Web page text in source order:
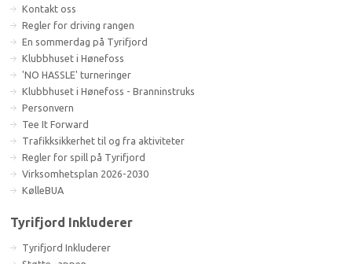
Kontakt oss
Regler for driving rangen
En sommerdag på Tyrifjord
Klubbhuset i Hønefoss
'NO HASSLE' turneringer
Klubbhuset i Hønefoss - Branninstruks
Personvern
Tee It Forward
Trafikksikkerhet til og fra aktiviteter
Regler for spill på Tyrifjord
Virksomhetsplan 2026-2030
KølleBUA
Tyrifjord Inkluderer
Tyrifjord Inkluderer